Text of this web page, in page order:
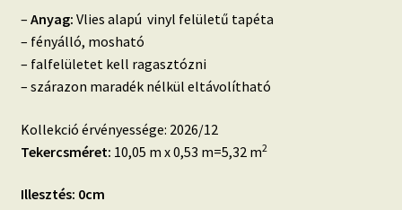
– Anyag: Vlies alapú vinyl felületű tapéta
– fényálló, mosható
– falfelületet kell ragasztózni
– szárazon maradék nélkül eltávolítható
Kollekció érvényessége: 2026/12
Tekercsméret: 10,05 m x 0,53 m=5,32 m2
Illesztés: 0cm